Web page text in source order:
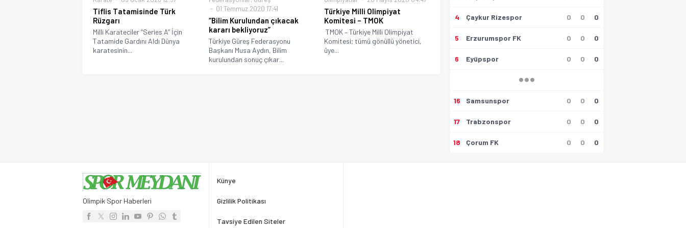
Tiflis Tatamisinde Türk
Rüzgarı
Milli Karateciler “Series A” İçin
Tatamide Gardını Aldı Dünya
karatesinin...
01 Temmuz 2020 17:41
“Bilim Kurulundan çıkacak
kararı bekliyoruz”
Türkiye Güreş Federasyonu
Başkanı Musa Aydın, Bilim
kurulundan sonuç çıkar...
Türkiye Milli Olimpiyat
Komitesi – TMOK
TMOK – Türkiye Milli Olimpiyat
Komitesi; tümü gönüllü yönetici,
üye...
4 Çaykur Rizespor 0 0 0
5 Erzurumspor FK 0 0 0
6 Eyüpspor 0 0 0
16 Samsunspor 0 0 0
17 Trabzonspor 0 0 0
18 Çorum FK 0 0 0
Olimpik Spor Haberleri
Künye
Gizlilik Politikası
Tavsiye Edilen Siteler